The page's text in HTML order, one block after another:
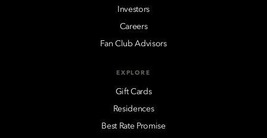
Investors
Careers
Fan Club Advisors
EXPLORE
Gift Cards
Residences
Best Rate Promise